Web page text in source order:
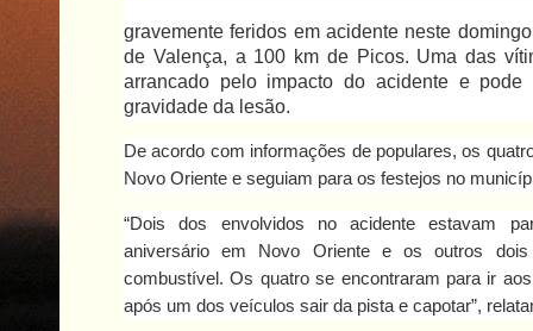
gravemente feridos em acidente neste
de Valença, a 100 km de Picos. Uma das
arrancado pelo impacto do acidente e
gravidade da lesão.
De acordo com informações de populares, os
Novo Oriente e seguiam para os festejos no
“Dois dos envolvidos no acidente estavam
aniversário em Novo Oriente e os outros
combustível. Os quatro se encontraram para ir
após um dos veículos sair da pista e capotar”,